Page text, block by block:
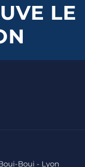
LE
Boui - Lyon